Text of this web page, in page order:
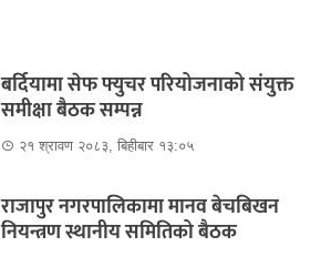
बर्दियामा सेफ फ्युचर परियोजनाको संयुक्त
समीक्षा बैठक सम्पन्न
२१ श्रावण २०८३, बिहीबार १३:०५
राजापुर नगरपालिकामा मानव बेचबिखन
नियन्त्रण स्थानीय समितिको बैठक